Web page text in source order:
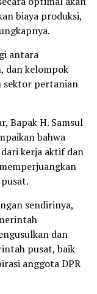
biaya produksi,
antara
dan kelompok
sektor pertanian
Bapak H. Samsul
bahwa
kerja aktif dan
sendirinya,
dan
pusat, baik
anggota DPR